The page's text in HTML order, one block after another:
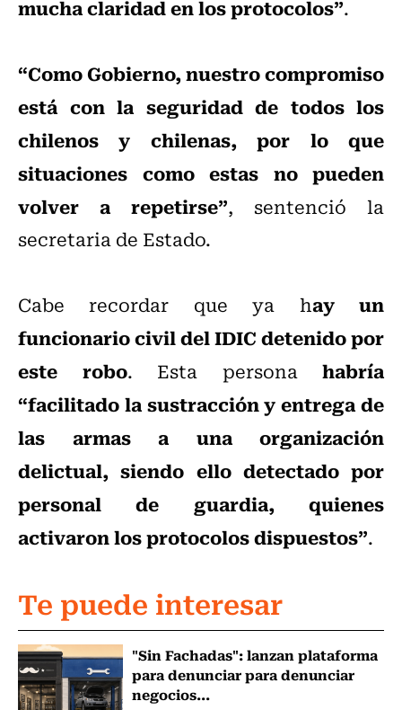
mucha claridad en los protocolos”.
“Como Gobierno, nuestro compromiso
está con la seguridad de todos los
chilenos y chilenas, por lo que
situaciones como estas no pueden
volver a repetirse”, sentenció la
secretaria de Estado.
Cabe recordar que ya hay un
funcionario civil del IDIC detenido por
este robo. Esta persona habría
“facilitado la sustracción y entrega de
las armas a una organización
delictual, siendo ello detectado por
personal de guardia, quienes
activaron los protocolos dispuestos”.
Te puede interesar
"Sin Fachadas": lanzan plataforma
para denunciar para denunciar
negocios...